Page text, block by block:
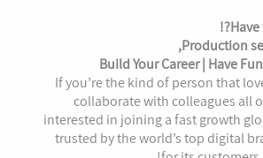
Have
Production
Build Your Career | Have
If you’re the kind of person that
collaborate with colleagues all
interested in joining a fast growth
trusted by the world’s top digital